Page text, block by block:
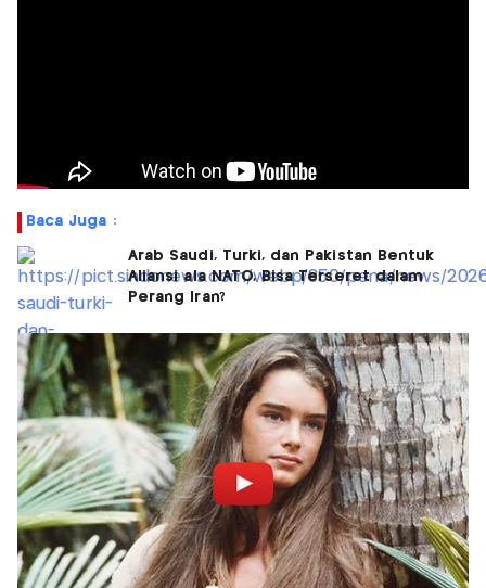
Baca Juga :
Arab Saudi, Turki, dan Pakistan Bentuk
Aliansi ala NATO, Bisa Terseret dalam
Perang Iran?